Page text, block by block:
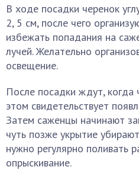
В ходе посадки черенок
2, 5 см, после чего
избежать попадания на
лучей. Желательно
освещение.
После посадки ждут, когда
этом свидетельствует
Затем саженцы начинают
чуть позже укрытие
нужно регулярно поливать
опрыскивание.